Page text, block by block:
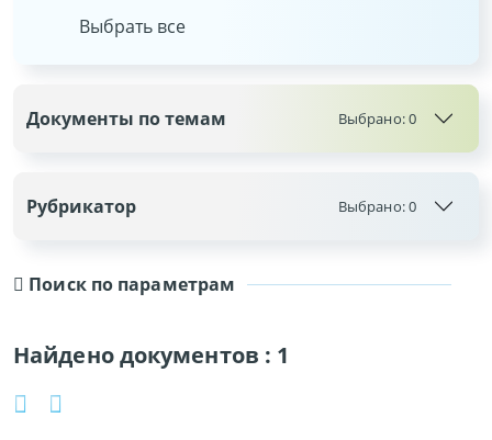
Поиск по параметрам
Найдено документов : 1
Выбрать все
Документы по темам Выбрано:0
Рубрикатор Выбрано:0